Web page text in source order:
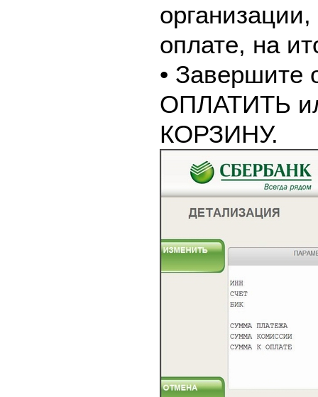
оплате, на
• Завершите
ОПЛАТИТЬ
КОРЗИНУ.